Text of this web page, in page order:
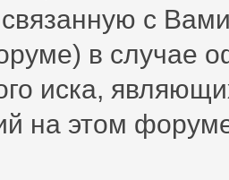
связанную с
в случае
иска,
на этом